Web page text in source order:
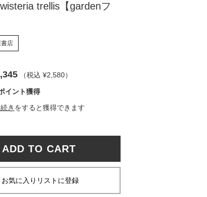
trellis【gardenフ
店
（税込 ¥2,580）
イント獲得
き をすると獲得できます
TO CART